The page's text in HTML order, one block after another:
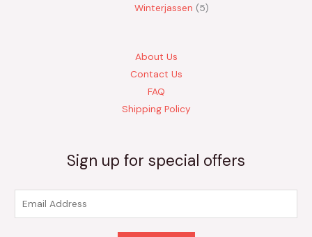
Winterjassen
5
About Us
Contact Us
FAQ
Shipping Policy
Sign up for special offers
m